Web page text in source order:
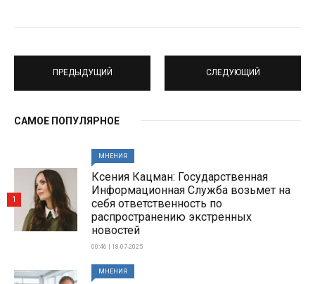
ПРЕДЫДУЩИЙ СЛЕДУЮЩИЙ
САМОЕ ПОПУЛЯРНОЕ
МНЕНИЯ
Ксения Кацман: Государственная
Информационная Служба возьмет на
себя ответственность по
распространению экстренных
новостей
00:46 | 18-07-2025
1
МНЕНИЯ